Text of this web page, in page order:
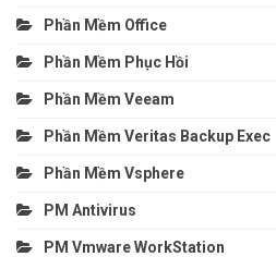
Phần Mềm Office
Phần Mềm Phục Hồi
Phần Mềm Veeam
Phần Mềm Veritas Backup Exec
Phần Mềm Vsphere
PM Antivirus
PM Vmware WorkStation